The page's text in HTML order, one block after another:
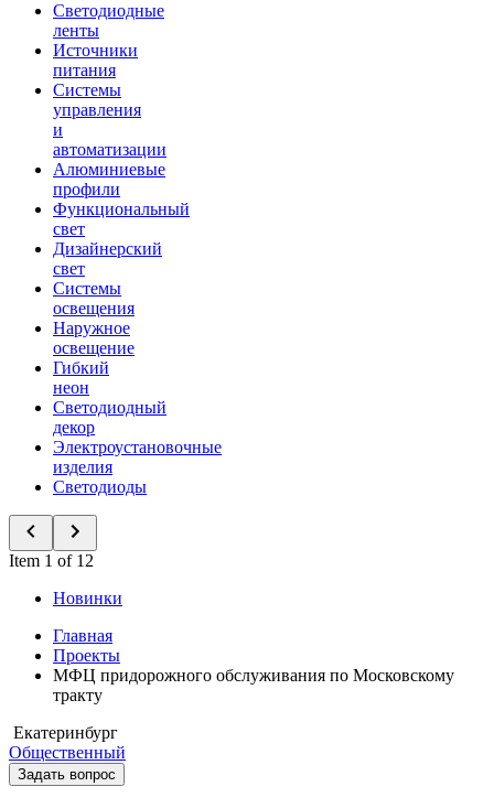
Светодиодные
ленты
Источники
питания
Системы
управления
и
автоматизации
Алюминиевые
профили
Функциональный
свет
Дизайнерский
свет
Системы
освещения
Наружное
освещение
Гибкий
неон
Светодиодный
декор
Электроустановочные
изделия
Светодиоды
Item 1 of 12
Новинки
Главная
Проекты
МФЦ придорожного обслуживания по Московскому
тракту
Екатеринбург
Общественный
Задать вопрос